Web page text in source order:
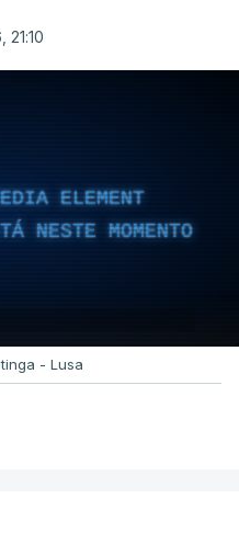
ELEMENT
NESTE MOMENTO
- Lusa